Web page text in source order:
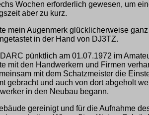
Wochen erforderlich gewesen, um
aber zu kurz.
mein Augenmerk glücklicherweise
in der Hand von DJ3TZ.
pünktlich am 01.07.1972 im
mit den Handwerkern und Firmen
mit dem Schatzmeister die
gebracht und auch von dort abgeholt
in den Neubau begann.
gereinigt und für die Aufnahme